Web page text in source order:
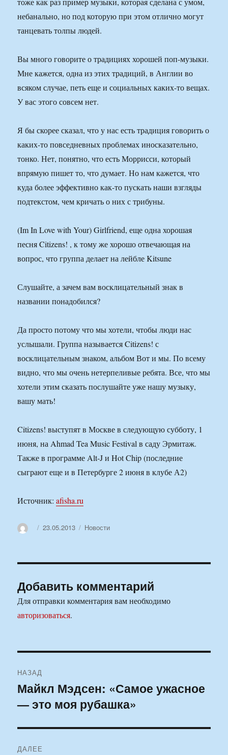
небанально, но под которую при этом отлично могут
танцевать толпы людей.
Вы много говорите о традициях хорошей поп-музыки.
Мне кажется, одна из этих традиций, в Англии во
всяком случае, петь еще и социальных каких-то вещах.
У вас этого совсем нет.
Я бы скорее сказал, что у нас есть традиция говорить о
каких-то повседневных проблемах иносказательно,
тонко. Нет, понятно, что есть Моррисси, который
впрямую пишет то, что думает. Но нам кажется, что
куда более эффективно как-то пускать наши взгляды
подтекстом, чем кричать о них с трибуны.
(Im In Love with Your) Girlfriend, еще одна хорошая
песня Citizens! , к тому же хорошо отвечающая на
вопрос, что группа делает на лейбле Kitsune
Слушайте, а зачем вам восклицательный знак в
названии понадобился?
Да просто потому что мы хотели, чтобы люди нас
услышали. Группа называется Citizens! с
восклицательным знаком, альбом Вот и мы. По всему
видно, что мы очень нетерпеливые ребята. Все, что мы
хотели этим сказать послушайте уже нашу музыку,
вашу мать!
Citizens! выступят в Москве в следующую субботу, 1
июня, на Ahmad Tea Music Festival в саду Эрмитаж.
Также в программе Alt-J и Hot Chip (последние
сыграют еще и в Петербурге 2 июня в клубе А2)
Источник:afisha.ru
АвторОпубликовано
23.05.2013 Рубрики
Новости
Добавить комментарий
Для отправки комментария вам необходимо
авторизоваться.
по
записям
НАЗАД
Предыдущая
запись:
Майкл Мэдсен: «Самое ужасное
— это моя рубашка»
ДАЛЕЕ